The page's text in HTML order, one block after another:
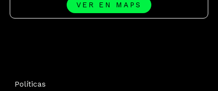
VER EN MAPS
Políticas